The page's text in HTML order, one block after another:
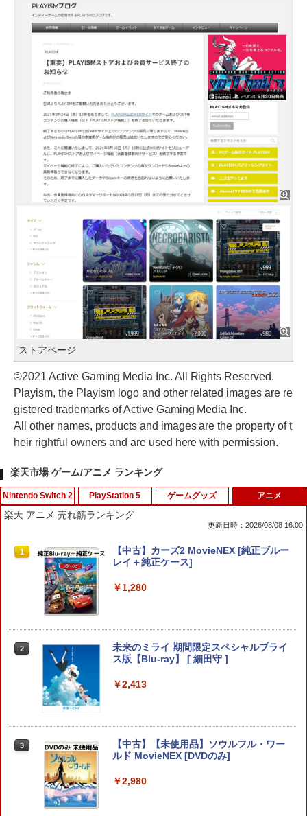
ストアページ
©2021 Active Gaming Media Inc. All Rights Reserved.
Playism, the Playism logo and other related images are re
gistered trademarks of Active Gaming Media Inc.
All other names, products and images are the property of t
heir rightful owners and are used here with permission.
楽天市場 ゲーム/アニメ ランキング
Nintendo Switch 2
1
【特典】ファイナルファンタジー レゾナ
ンス Switch2版(【初回封入特典】魔導
し騎士のスタートダッシュパック)
Samsung microSD Express Card 256
【特典あり楽天1位】Switch2 ケース キ
ドシェル 10ゲームカードスロット switc
PlayStation 5
1
CYBER ・ ブルーレイレンズクリーナー
パワフル湿式タイプ ( PS5 / PS4 用)
￥1,776
2
英雄伝説 創の軌跡 【PS5】 ELJM-3071
8
￥3,720
3
シティーズ：スカイライン リマスター
ジャパン・スペシャル・エディション
￥5,591
ゲームグッズ
1 【中古】ルイージマンション
2
【8/11まで！抽選で最大全額ポイントバ
ック】 1ヶ月保証！ 8BitDo USB Wirele
ー2 アダプタ スイッチ 8bit Switch Pro
￥2,690
アニメ
楽天 アニメ 売れ筋ランキング
更新日時：2026/08/08 16:00
1
【中古】カーズ2 MovieNEX [純正ブルー
レイ＋純正ケース]
￥1,280
2
未来のミライ 期間限定スペシャルプライ
ス版【Blu-ray】 [ 細田守 ]
￥2,413
3
【中古】【未使用品】ソウルフル・ワー
ルド MovieNEX [DVDのみ]
￥2,980